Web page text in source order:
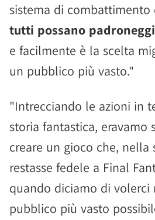
sistema di combattimento
tutti possano
e facilmente è la scelta
un pubblico più vasto."
"Intrecciando le azioni in
storia fantastica, eravamo
creare un gioco che, nella
restasse fedele a Final
quando diciamo di volerci
pubblico più vasto